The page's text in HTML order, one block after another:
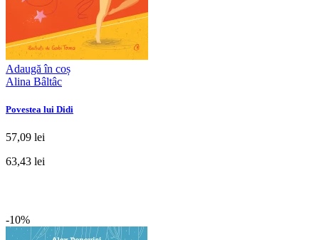
Adaugă în coș
Alina Bâltâc
Povestea lui Didi
57,09 lei
63,43 lei
-10%